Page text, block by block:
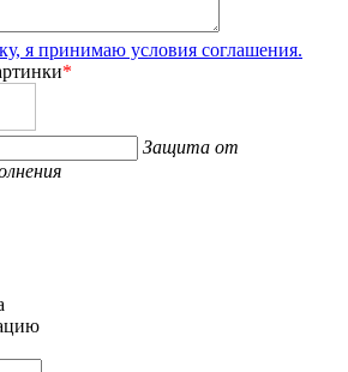
я принимаю условия соглашения.
*
Защита от